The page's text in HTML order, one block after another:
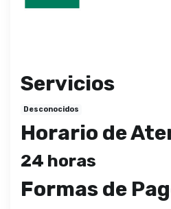
Servicios
Desconocidos
Horario de
24 horas
Formas de